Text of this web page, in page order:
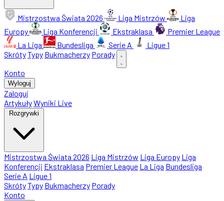
Mistrzostwa Świata 2026 Liga Mistrzów
Liga
Europy
Liga Konferencji Ekstraklasa
Premier League
La Liga
Bundesliga Serie A
Ligue 1
SkrótyTypy Bukmacherzy Porady
Konto
Wyloguj
Zaloguj
ArtykułyWyniki Live
Rozgrywki
Mistrzostwa Świata 2026 Liga Mistrzów Liga Europy Liga
Konferencji Ekstraklasa Premier League La Liga Bundesliga
Serie A Ligue 1
SkrótyTypy Bukmacherzy Porady
Konto